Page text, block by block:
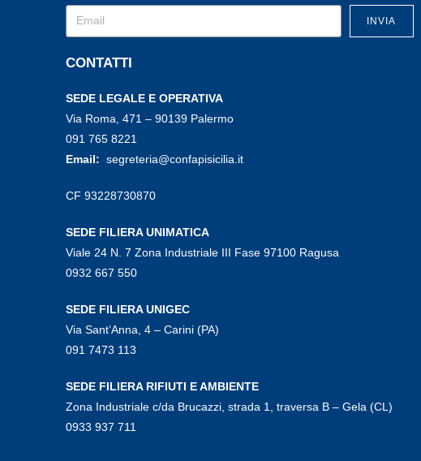
INVIA
CONTATTI
SEDE LEGALE E OPERATIVA
Via Roma, 471 – 90139 Palermo
091 765 8221
Email: segreteria@confapisicilia.it
CF 93228730870
SEDE FILIERA UNIMATICA
Viale 24 N. 7 Zona Industriale III Fase 97100 Ragusa
0932 667 550
SEDE FILIERA UNIGEC
Via Sant’Anna, 4 – Carini (PA)
091 7473 113
SEDE FILIERA RIFIUTI E AMBIENTE
Zona Industriale c/da Brucazzi, strada 1, traversa B – Gela (CL)
0933 937 711